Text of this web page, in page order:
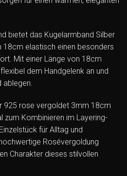
bietet das Kugelarmband Silber
elastisch einen besonders
Mit einer Länge von 18cm
dem Handgelenk an und
ablegen.
925 rose vergoldet 3mm 18cm
zum Kombinieren im Layering-
für Alltag und
Rosévergoldung
Charakter dieses stilvollen